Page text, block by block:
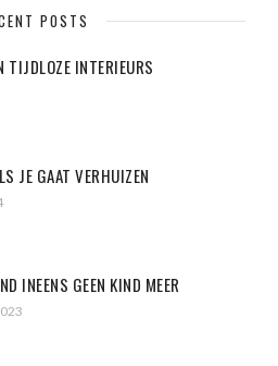
POSTS
TIJDLOZE INTERIEURS
JE GAAT VERHUIZEN
INEENS GEEN KIND MEER